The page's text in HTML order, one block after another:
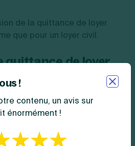
de la quittance de loyer
que pour un loyer civil.
quittance de loyer
mettenten ligne des modèles
pour particuliers
sur le site Legalstart. Ce
!
contenu, un avis sur
énormément !